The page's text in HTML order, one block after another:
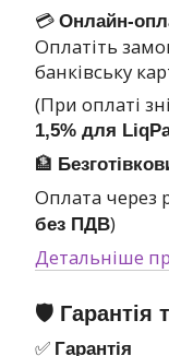
💳 Онлайн-
Оплатіть
банківську
(При оплаті
1,5% для
🏦
Оплата через
без ПДВ)
Детальніше
🛡 Гарантія
✅ Гарантія